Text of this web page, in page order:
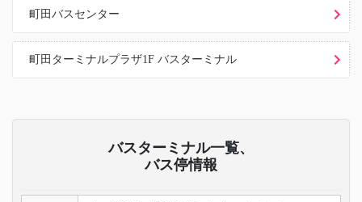
町田バスセンター
町田ターミナルプラザ1F バスターミナル
バスターミナル一覧、
バス停情報